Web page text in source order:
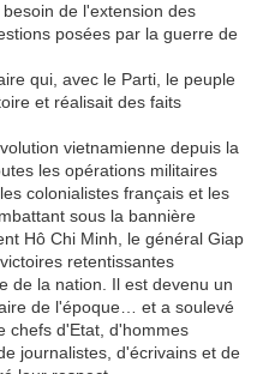
de l'extension des
posées par la guerre de
qui, avec le Parti, le peuple
et réalisait des faits
vietnamienne depuis la
les opérations militaires
colonialistes français et les
sous la bannière
Hô Chi Minh, le général Giap
retentissantes
de la nation. Il est devenu un
de l'époque… et a soulevé
chefs d'Etat, d'hommes
journalistes, d'écrivains et de